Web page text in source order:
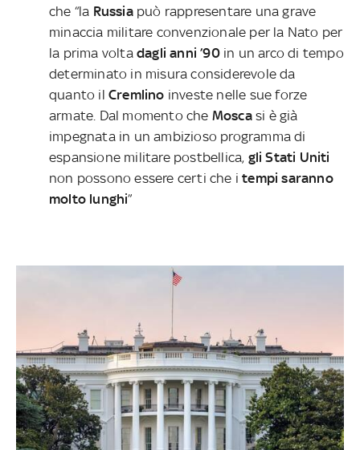
che “la Russia può rappresentare una grave
minaccia militare convenzionale per la Nato per
la prima volta dagli anni ’90 in un arco di tempo
determinato in misura considerevole da
quanto il Cremlino investe nelle sue forze
armate. Dal momento che Moscasi è già
impegnata in un ambizioso programma di
espansione militare postbellica, gli Stati Uniti
non possono essere certi che itempi saranno
molto lunghi”